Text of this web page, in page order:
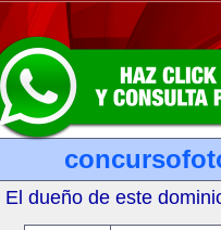
El dueño de este